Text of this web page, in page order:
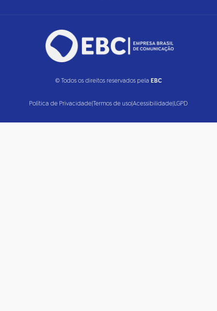
© Todos os direitos reservados pela EBC
Política de Privacidade|Termos de uso|Acessibilidade|LGPD